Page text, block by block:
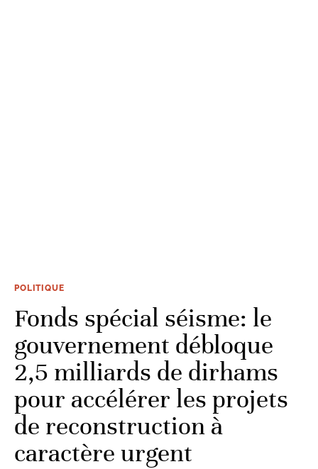
POLITIQUE
Fonds spécial séisme: le
gouvernement débloque
2,5 milliards de dirhams
pour accélérer les projets
de reconstruction à
caractère urgent